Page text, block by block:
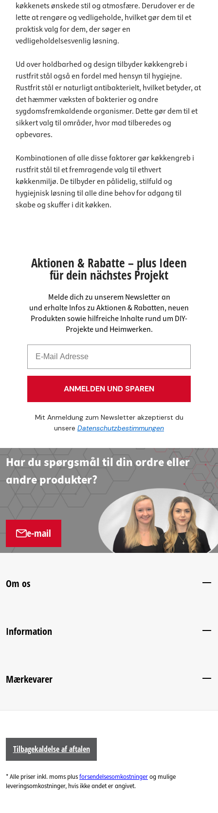
køkkenets ønskede stil og atmosfære. Derudover er de
lette at rengøre og vedligeholde, hvilket gør dem til et
praktisk valg for dem, der søger en
vedligeholdelsesvenlig løsning.
Ud over holdbarhed og design tilbyder køkkengreb i
rustfrit stål også en fordel med hensyn til hygiejne.
Rustfrit stål er naturligt antibakterielt, hvilket betyder, at
det hæmmer væksten af bakterier og andre
sygdomsfremkaldende organismer. Dette gør dem til et
sikkert valg til områder, hvor mad tilberedes og
opbevares.
Kombinationen af alle disse faktorer gør køkkengreb i
rustfrit stål til et fremragende valg til ethvert
køkkenmiljø. De tilbyder en pålidelig, stilfuld og
hygiejnisk løsning til alle dine behov for adgang til
skabe og skuffer i dit køkken.
Aktionen & Rabatte – plus Ideen
für dein nächstes Projekt
Melde dich zu unserem Newsletter an
und erhalte Infos zu Aktionen & Rabatten, neuen
Produkten sowie hilfreiche Inhalte rund um DIY-
Projekte und Heimwerken.
ANMELDEN UND SPAREN
Mit Anmeldung zum Newsletter akzeptierst du
unsere Datenschutzbestimmungen
Har du spørgsmål til din ordre eller
andre produkter?
e-mail
Om os
Information
Mærkevarer
Tilbagekaldelse af aftalen
* Alle priser inkl. moms plusforsendelsesomkostningerog mulige
leveringsomkostninger, hvis ikke andet er angivet.